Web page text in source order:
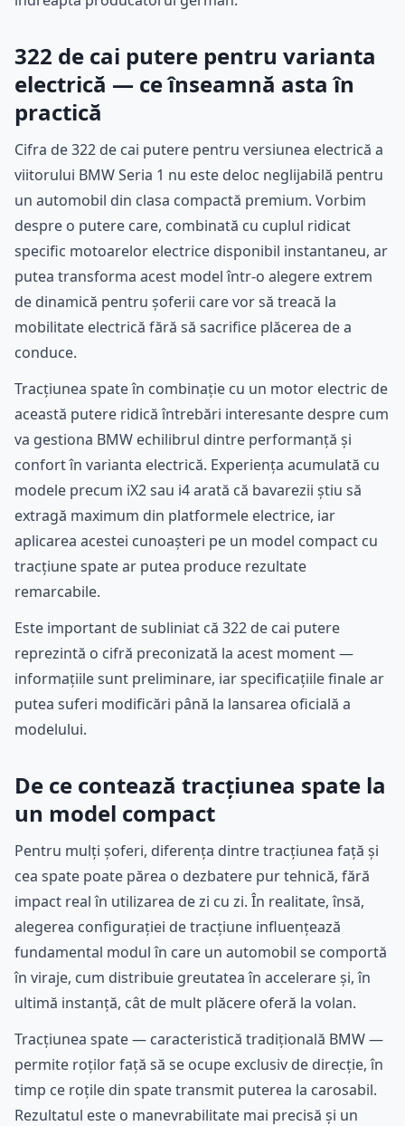
322 de cai putere pentru varianta
electrică — ce înseamnă asta în
practică
Cifra de 322 de cai putere pentru versiunea electrică a
viitorului BMW Seria 1 nu este deloc neglijabilă pentru
un automobil din clasa compactă premium. Vorbim
despre o putere care, combinată cu cuplul ridicat
specific motoarelor electrice disponibil instantaneu, ar
putea transforma acest model într-o alegere extrem
de dinamică pentru șoferii care vor să treacă la
mobilitate electrică fără să sacrifice plăcerea de a
conduce.
Tracțiunea spate în combinație cu un motor electric de
această putere ridică întrebări interesante despre cum
va gestiona BMW echilibrul dintre performanță și
confort în varianta electrică. Experiența acumulată cu
modele precum iX2 sau i4 arată că bavarezii știu să
extragă maximum din platformele electrice, iar
aplicarea acestei cunoașteri pe un model compact cu
tracțiune spate ar putea produce rezultate
remarcabile.
Este important de subliniat că 322 de cai putere
reprezintă o cifră preconizată la acest moment —
informațiile sunt preliminare, iar specificațiile finale ar
putea suferi modificări până la lansarea oficială a
modelului.
De ce contează tracțiunea spate la
un model compact
Pentru mulți șoferi, diferența dintre tracțiunea față și
cea spate poate părea o dezbatere pur tehnică, fără
impact real în utilizarea de zi cu zi. În realitate, însă,
alegerea configurației de tracțiune influențează
fundamental modul în care un automobil se comportă
în viraje, cum distribuie greutatea în accelerare și, în
ultimă instanță, cât de mult plăcere oferă la volan.
Tracțiunea spate — caracteristică tradițională BMW —
permite roților față să se ocupe exclusiv de direcție, în
timp ce roțile din spate transmit puterea la carosabil.
Rezultatul este o manevrabilitate mai precisă și un